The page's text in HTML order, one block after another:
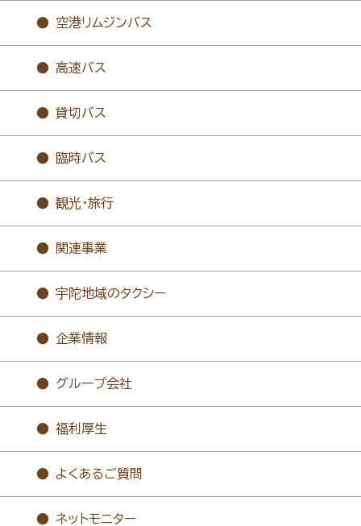
空港リムジンバス
高速バス
貸切バス
臨時バス
観光・旅行
関連事業
宇陀地域のタクシー
企業情報
グループ会社
福利厚生
よくあるご質問
ネットモニター